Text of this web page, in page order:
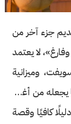
جزء آخر من
لا يعتمد
وميزانية
دولار، ما يجعله من أغلى
كافيًا وقصة